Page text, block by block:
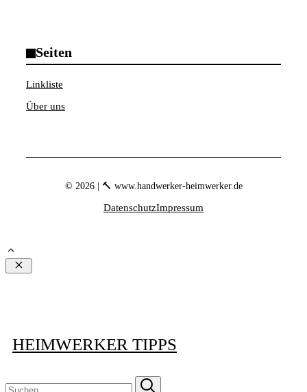
Seiten
Linkliste
Über uns
© 2026 | 🔨 www.handwerker-heimwerker.de
DatenschutzImpressum
Schließen
HEIMWERKER TIPPS
Suchen